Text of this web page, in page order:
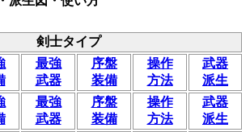
剣士タイプ
最強
武器
序盤
装備
操作
方法
武器
派生
最強
武器
序盤
装備
操作
方法
武器
派生